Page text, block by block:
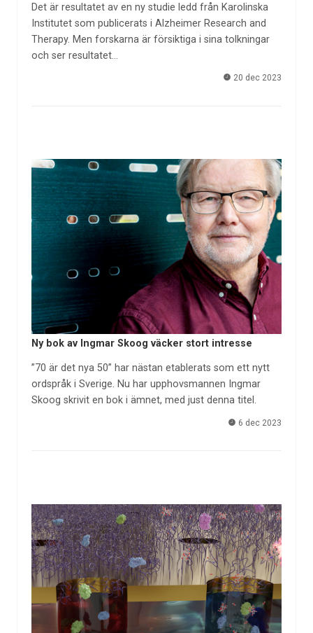
Det är resultatet av en ny studie ledd från Karolinska
Institutet som publicerats i Alzheimer Research and
Therapy. Men forskarna är försiktiga i sina tolkningar
och ser resultatet…
20 dec 2023
Ny bok av Ingmar Skoog väcker stort intresse
”70 är det nya 50” har nästan etablerats som ett nytt
ordspråk i Sverige. Nu har upphovsmannen Ingmar
Skoog skrivit en bok i ämnet, med just denna titel.
6 dec 2023